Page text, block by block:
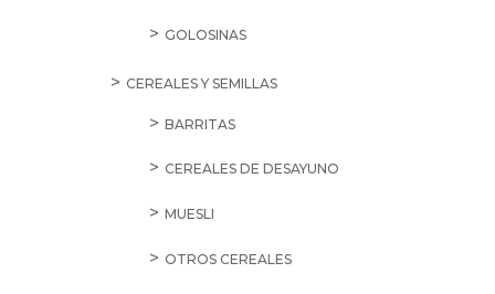
GOLOSINAS
CEREALES Y SEMILLAS
BARRITAS
CEREALES DE DESAYUNO
MUESLI
OTROS CEREALES